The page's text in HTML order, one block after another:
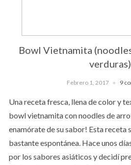
Bowl Vietnamita
verduras)
Febrero 1, 2017 9
Una receta fresca, llena de color y
bowl vietnamita con noodles de
enamórate de su sabor! Esta receta
bastante espontánea. Hace unos
por los sabores asiáticos y decidí